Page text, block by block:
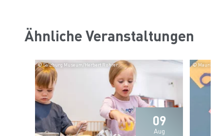
Ähnliche Veranstaltungen
09
Aug
© Salzburg Museum/Herbert Rohrer © Maurice